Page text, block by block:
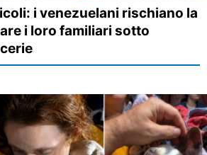
i venezuelani rischiano la
i loro familiari sotto